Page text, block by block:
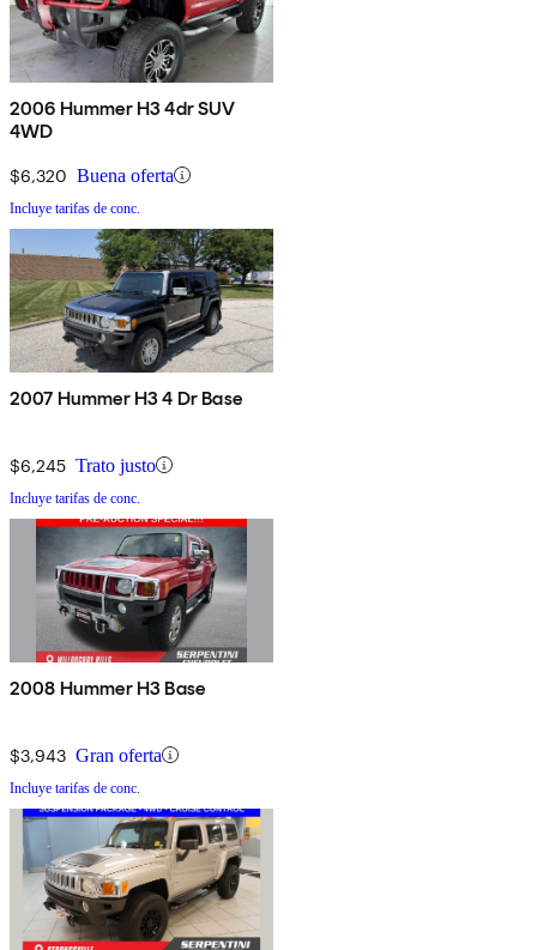
2006 Hummer H3 4dr SUV
4WD
$6,320 Buena oferta
Incluye tarifas de conc.
2007 Hummer H3 4 Dr Base
$6,245 Trato justo
Incluye tarifas de conc.
2008 Hummer H3 Base
$3,943 Gran oferta
Incluye tarifas de conc.